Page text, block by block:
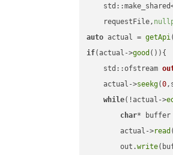
    requestFile,
auto actual = getApi
if(actual->good ()){
std::ofstream
    actual->
seekg(0
while(!actual->
char* buffer
        actual->
read
        out.
write